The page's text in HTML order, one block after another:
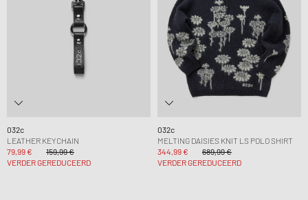
032c
LEATHER KEYCHAIN
79,99 €
159,99 €
VERDER GEREDUCEERD
032c
MELTING DAISIES KNIT LS POLO SHIRT
344,99 €
689,99 €
VERDER GEREDUCEERD